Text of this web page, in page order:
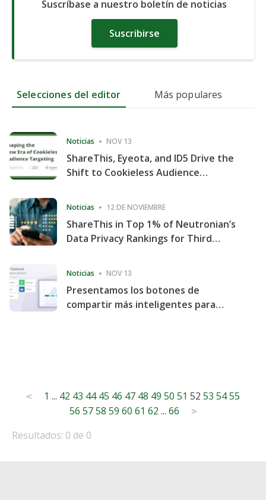
Suscríbase a nuestro boletín de noticias
Suscribirse
Selecciones del editor Más populares
Noticias NOV 13
ShareThis, Eyeota, and ID5 Drive the
Shift to Cookieless Audience
Noticias 12 DE NOVIEMBRE
ShareThis in Top 1% of Neutronian’s
Data Privacy Rankings for Third
Noticias NOV 13
Presentamos los botones de
compartir más inteligentes para
Posts
pagination
< 1 ... 42 43 44 45 46 47 48 49 50 51 52 53 5455
56 57 58 59 60 61 62 ... 66 >
Resultados: 0 de 0